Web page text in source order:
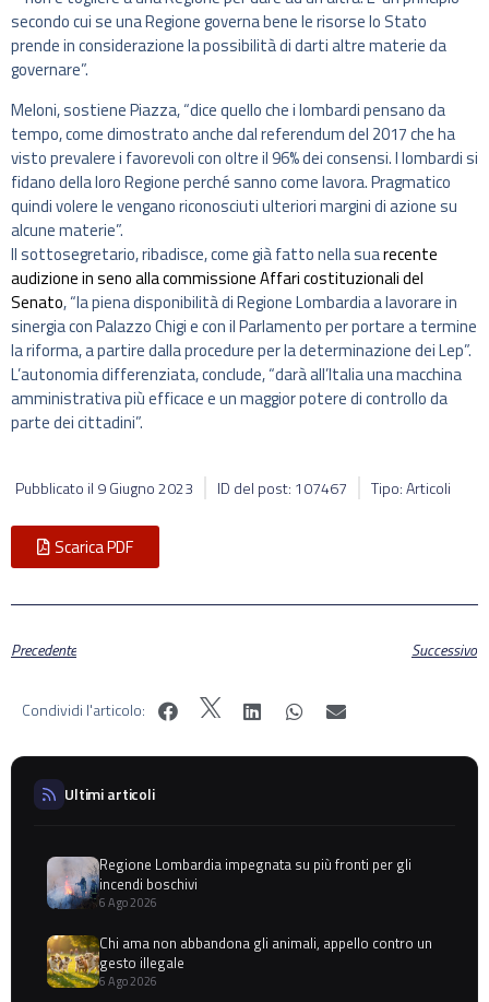
secondo cui se una Regione governa bene le risorse lo Stato
prende in considerazione la possibilità di darti altre materie da
governare”.
Meloni, sostiene Piazza, “dice quello che i lombardi pensano da
tempo, come dimostrato anche dal referendum del 2017 che ha
visto prevalere i favorevoli con oltre il 96% dei consensi. I lombardi si
fidano della loro Regione perché sanno come lavora. Pragmatico
quindi volere le vengano riconosciuti ulteriori margini di azione su
alcune materie”.
Il sottosegretario, ribadisce, come già fatto nella suarecente
audizione in seno alla commissione Affari costituzionali del
Senato, “la piena disponibilità di Regione Lombardia a lavorare in
sinergia con Palazzo Chigi e con il Parlamento per portare a termine
la riforma, a partire dalla procedure per la determinazione dei Lep”.
L’autonomia differenziata, conclude, “darà all’Italia una macchina
amministrativa più efficace e un maggior potere di controllo da
parte dei cittadini”.
Pubblicato il 9 Giugno 2023 ID del post: 107467 Tipo: Articoli
Scarica PDF
Precedente Successivo
Condividi l'articolo:
Ultimi articoli
Regione Lombardia impegnata su più fronti per gli
incendi boschivi
6 Ago 2026
Chi ama non abbandona gli animali, appello contro un
gesto illegale
6 Ago 2026